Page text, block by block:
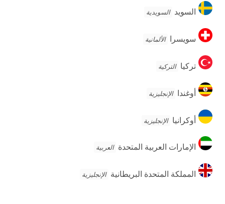
السويد
السويد السويدية
سويسرا
سويسرا الألمانية
تركيا
تركيا التركية
أوغندا
أوغندا الإنجليزية
أوكرانيا
أوكرانيا الإنجليزية
الإمارات
العربية
الإمارات العربية المتحدة العربية
المملكة
المتحدة
المملكة المتحدة البريطانية الإنجليزية